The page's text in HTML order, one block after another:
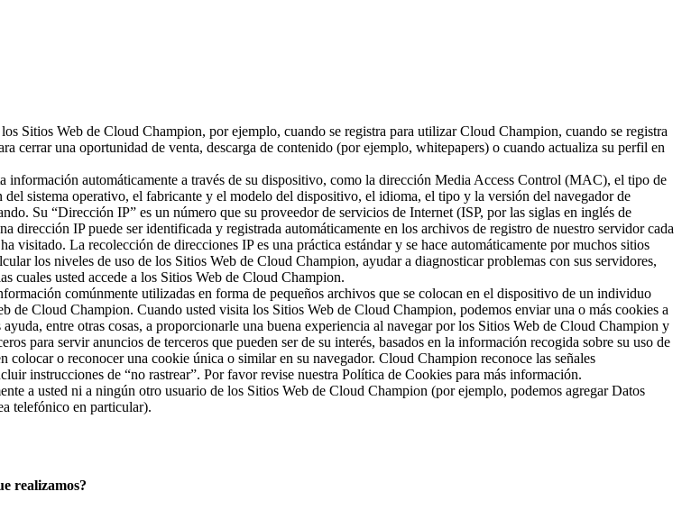
Sitios Web de Cloud Champion, por ejemplo, cuando se registra para utilizar Cloud Champion, cuando se registra
cerrar una oportunidad de venta, descarga de contenido (por ejemplo, whitepapers) o cuando actualiza su perfil en
información automáticamente a través de su dispositivo, como la dirección Media Access Control (MAC), el tipo de
sistema operativo, el fabricante y el modelo del dispositivo, el idioma, el tipo y la versión del navegador de
Su “Dirección IP” es un número que su proveedor de servicios de Internet (ISP, por las siglas en inglés de
dirección IP puede ser identificada y registrada automáticamente en los archivos de registro de nuestro servidor cada
La recolección de direcciones IP es una práctica estándar y se hace automáticamente por muchos sitios
los niveles de uso de los Sitios Web de Cloud Champion, ayudar a diagnosticar problemas con sus servidores,
cuales usted accede a los Sitios Web de Cloud Champion.
comúnmente utilizadas en forma de pequeños archivos que se colocan en el dispositivo de un individuo
de Cloud Champion. Cuando usted visita los Sitios Web de Cloud Champion, podemos enviar una o más cookies a
entre otras cosas, a proporcionarle una buena experiencia al navegar por los Sitios Web de Cloud Champion y
para servir anuncios de terceros que pueden ser de su interés, basados en la información recogida sobre su uso de
o reconocer una cookie única o similar en su navegador. Cloud Champion reconoce las señales
instrucciones de “no rastrear”. Por favor revise nuestra Política de Cookies para más información.
a usted ni a ningún otro usuario de los Sitios Web de Cloud Champion (por ejemplo, podemos agregar Datos
telefónico en particular).
realizamos?